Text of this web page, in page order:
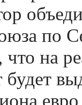
по
на
будет